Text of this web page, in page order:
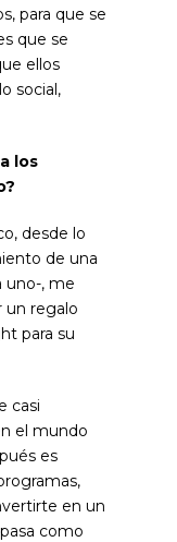
para que se
que se
ellos
social,
los
desde lo
de una
uno-, me
un regalo
para su
casi
el mundo
es
en un
como